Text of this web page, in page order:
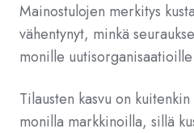
Mainostulojen merkitys
vähentynyt, minkä
monille
Tilausten kasvu on
monilla markkinoilla, sillä